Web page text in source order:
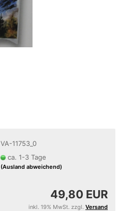
VA-11753_0
ca. 1-3 Tage
(Ausland abweichend)
49,80 EUR
inkl. 19% MwSt. zzgl. Versand